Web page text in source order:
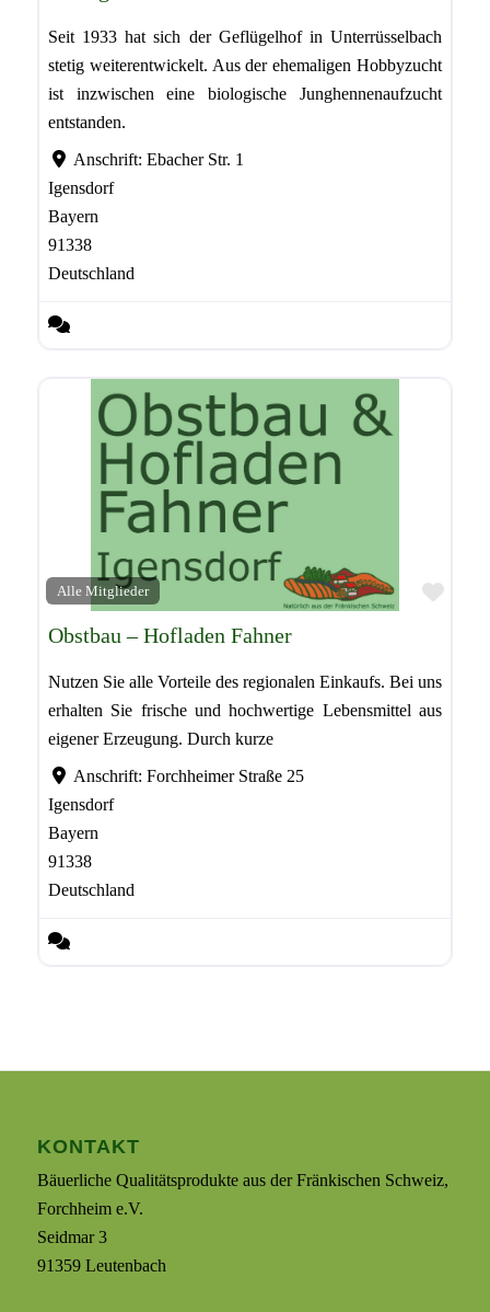
Seit 1933 hat sich der Geflügelhof in Unterrüsselbach
stetig weiterentwickelt. Aus der ehemaligen Hobbyzucht
ist inzwischen eine biologische Junghennenaufzucht
entstanden.
Anschrift: Ebacher Str. 1
Igensdorf
Bayern
91338
Deutschland
Alle Mitglieder
Obstbau – Hofladen Fahner
Nutzen Sie alle Vorteile des regionalen Einkaufs. Bei uns
erhalten Sie frische und hochwertige Lebensmittel aus
eigener Erzeugung. Durch kurze
Anschrift: Forchheimer Straße 25
Igensdorf
Bayern
91338
Deutschland
KONTAKT
Bäuerliche Qualitätsprodukte aus der Fränkischen Schweiz,
Forchheim e.V.
Seidmar 3
91359 Leutenbach